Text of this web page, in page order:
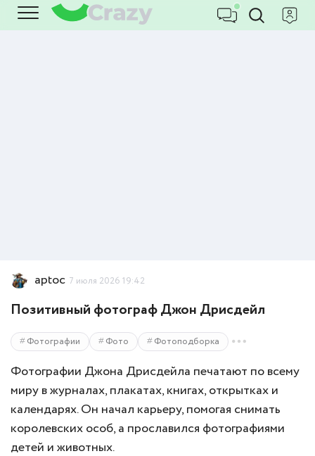
aptoc 7 июля 2026 19:42
Позитивный фотограф Джон Дрисдейл
Фотографии Фото Фотоподборка
Фотографии Джона Дрисдейла печатают по всему
миру в журналах, плакатах, книгах, открытках и
календарях. Он начал карьеру, помогая снимать
королевских особ, а прославился фотографиями
детей и животных.